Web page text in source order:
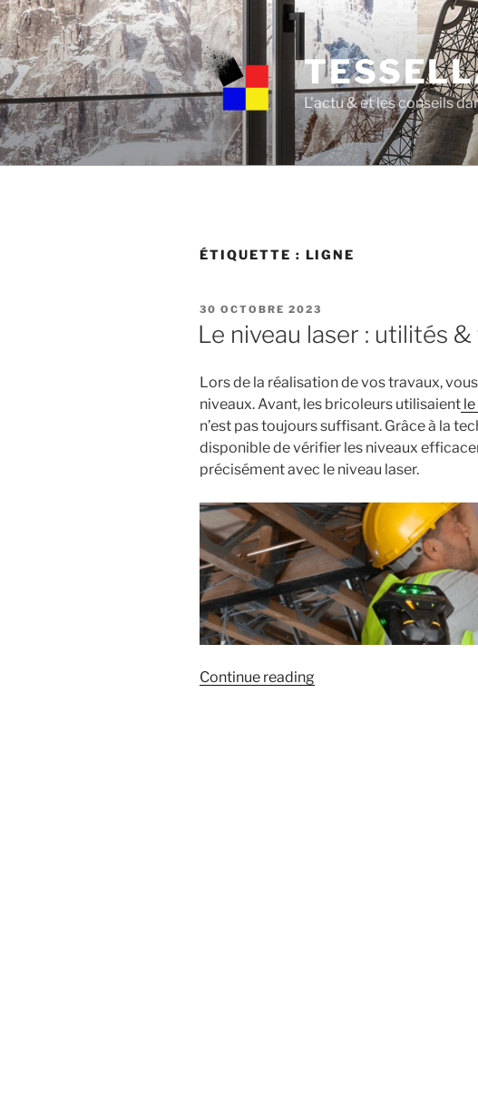
Skip
to
content
L'actu & et les conseils
ÉTIQUETTE : LIGNE
POSTED
ON
30 OCTOBRE 2023
Le niveau laser : utilités
Lors de la réalisation de vos travaux,
niveaux. Avant, les bricoleurs utilisaient
n’est pas toujours suffisant. Grâce à la
disponible de vérifier les niveaux
précisément avec le niveau laser.
Continue reading« Le